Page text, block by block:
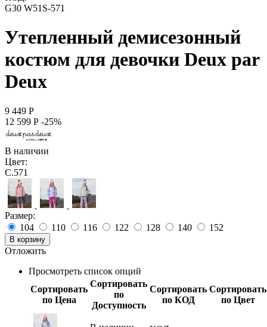
G30 W51S-571
Утепленный демисезонный
костюм для девочки Deux par
Deux
9 449 Р
12 599 Р -25%
В наличии
Цвет:
C.571
Размер:
104
110 116 122 128 140 152
В корзину
Отложить
Просмотреть список опций
Сортировать
по Цена
Сортировать
по
Доступность
Сортировать
по КОД
Сортировать
по Цвет